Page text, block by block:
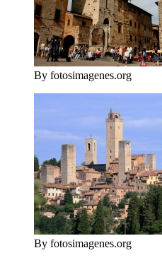
By fotosimagenes.org
By fotosimagenes.org